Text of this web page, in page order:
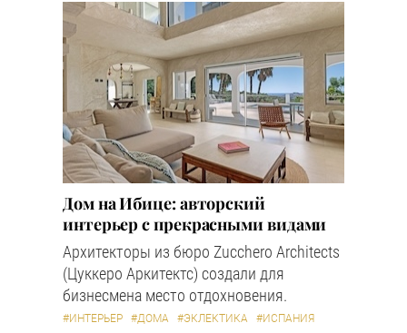
Дом на Ибице: авторский
интерьер с прекрасными видами
Архитекторы из бюро Zucchero Architects
(Цуккеро Аркитектс) создали для
бизнесмена место отдохновения.
#ИНТЕРЬЕР #ДОМА #ЭКЛЕКТИКА #ИСПАНИЯ